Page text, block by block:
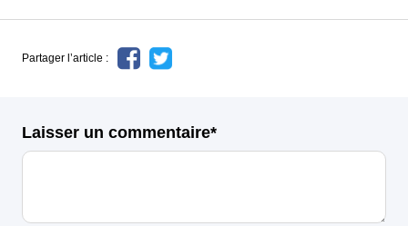
Partager l’article :
Laisser un commentaire*